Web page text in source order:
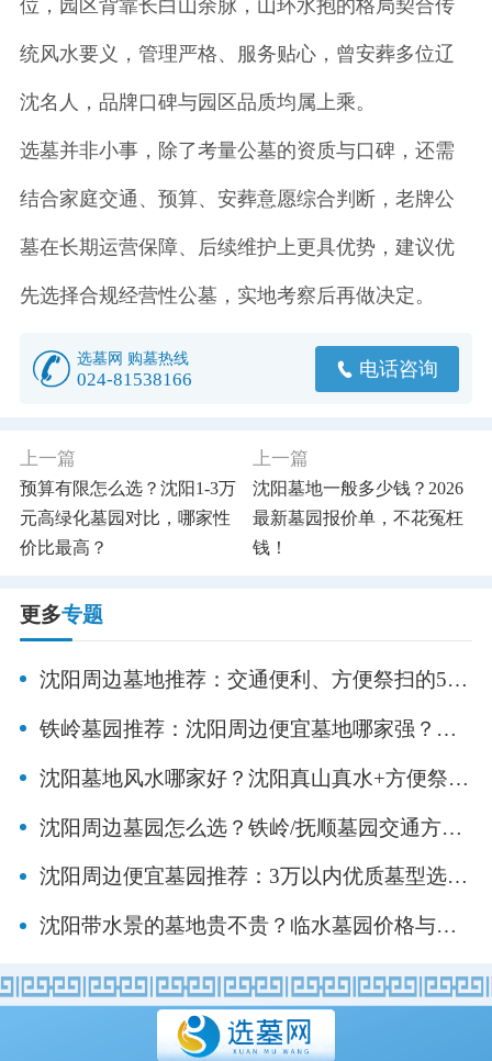
位，园区背靠长白山余脉，山环水抱的格局契合传
统风水要义，管理严格、服务贴心，曾安葬多位辽
沈名人，品牌口碑与园区品质均属上乘。
选墓并非小事，除了考量公墓的资质与口碑，还需
结合家庭交通、预算、安葬意愿综合判断，老牌公
墓在长期运营保障、后续维护上更具优势，建议优
先选择合规经营性公墓，实地考察后再做决定。
选墓网 购墓热线
024-81538166 电话咨询
上一篇
预算有限怎么选？沈阳1-3万
元高绿化墓园对比，哪家性
价比最高？
上一篇
沈阳墓地一般多少钱？2026
最新墓园报价单，不花冤枉
钱！
更多专题
沈阳周边墓地推荐：交通便利、方便祭扫的5大
铁岭墓园推荐：沈阳周边便宜墓地哪家强？
沈阳墓地风水哪家好？沈阳真山真水+方便祭扫
沈阳周边墓园怎么选？铁岭/抚顺墓园交通方
沈阳周边便宜墓园推荐：3万以内优质墓型选购
沈阳带水景的墓地贵不贵？临水墓园价格与环